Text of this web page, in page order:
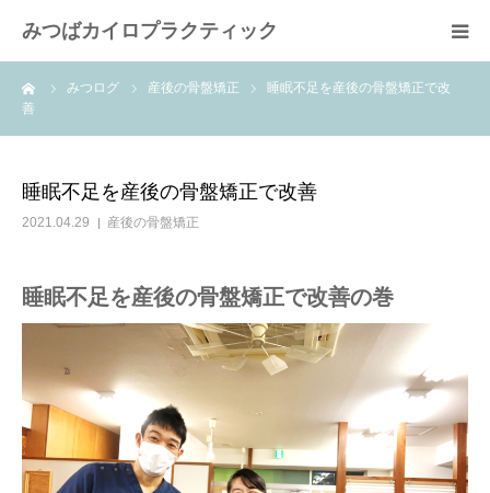
みつばカイロプラクティック
みつログ 産後の骨盤矯正
睡眠不足を産後の骨盤矯正で改
善
睡眠不足を産後の骨盤矯正で改善
2021.04.29 産後の骨盤矯正
睡眠不足を産後の骨盤矯正で改善の巻
患者様の声
スタッフ紹介
施術費用
コース内容